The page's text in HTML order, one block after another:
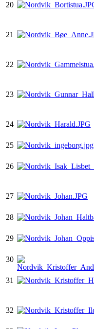
20
21
22
23
24
25
26
27
28
29
30
31
32